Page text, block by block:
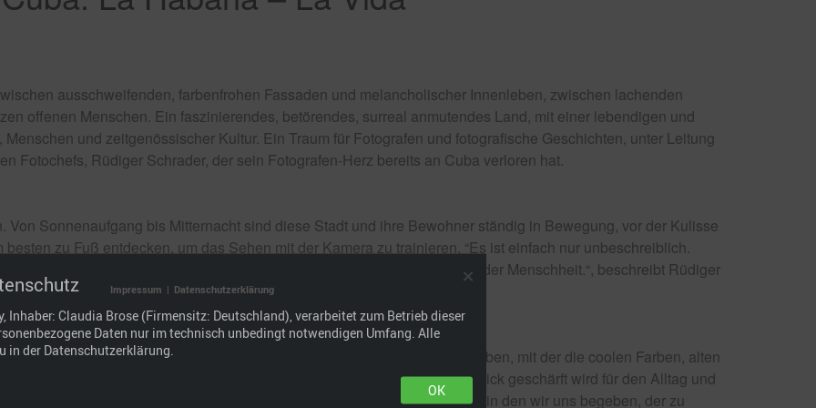
ausschweifenden, farbenfrohen Fassaden und melancholischer Innenleben, zwischen lachenden
offenen Menschen. Ein faszinierendes, betörendes, surreal anmutendes Land, mit einer lebendigen und
und zeitgenössischer Kultur. Ein Traum für Fotografen und fotografische Geschichten, unter Leitung
Fotochefs, Rüdiger Schrader, der sein Fotografen-Herz bereits an Cuba verloren hat.
Von Sonnenaufgang bis Mitternacht sind diese Stadt und ihre Bewohner ständig in Bewegung, vor der Kulisse
zu Fuß entdecken, um das Sehen mit der Kamera zu trainieren. “Es ist einfach nur unbeschreiblich.
ich auf diesem Planeten je gesehen und erlebt habe, ein Jurassic-Park der Menschheit.“, beschreibt Rüdiger
und aufmerksame Beobachtung eine assoziative Fotografie erlauben, mit der die coolen Farben, alten
vielen, täglichen Situationen eingefangen werden können. Und der Blick geschärft wird für den Alltag und
für unser Umfeld bildet die Grundlage für den kreativen Prozess, in den wir uns begeben, der zu
Impressum | Datenschutzerklärung
Inhaber: Claudia Brose (Firmensitz: Deutschland), verarbeitet zum Betrieb dieser
Daten nur im technisch unbedingt notwendigen Umfang. Alle
in der Datenschutzerklärung.
OK